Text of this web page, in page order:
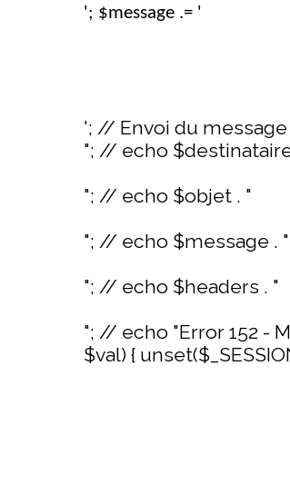
'; $message .= '
'; // Envoi du
"; // echo
"; // echo $objet . "
"; // echo $message . "
"; // echo $headers . "
"; // echo "Error 152 -
$val) {